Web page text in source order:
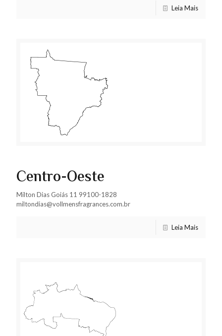
Leia Mais
Centro-Oeste
Milton Dias Goiás 11 99100-1828
miltondias@vollmensfragrances.com.br
Leia Mais